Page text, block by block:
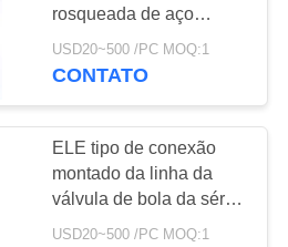
globo de
rosqueada de aço
inoxidável para o gás e
a água
USD20~500 /PC MOQ:1
CONTATO
ELE tipo de conexão
montado da linha da
válvula de bola da série
eixo de aço inoxidável
USD20~500 /PC MOQ:1